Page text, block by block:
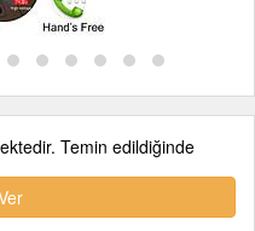
Temin edildiğinde